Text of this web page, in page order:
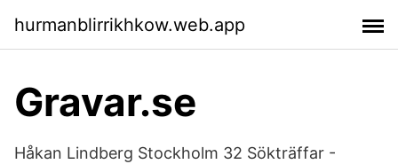
hurmanblirrikhkow.web.app
Gravar.se
Håkan Lindberg Stockholm 32 Sökträffar -